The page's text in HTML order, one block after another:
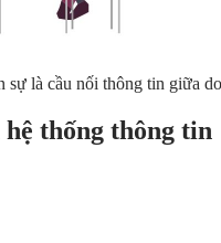
sự là cầu nối thông tin giữa
thống thông tin